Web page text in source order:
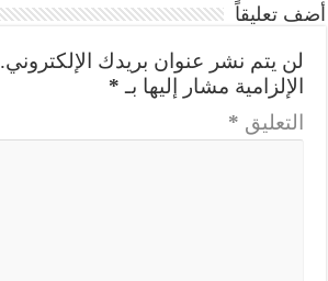
أضف تعليقاً
لن يتم نشر عنوان بريدك الإلكتروني.
الإلزامية مشار إليها بـ *
التعليق *